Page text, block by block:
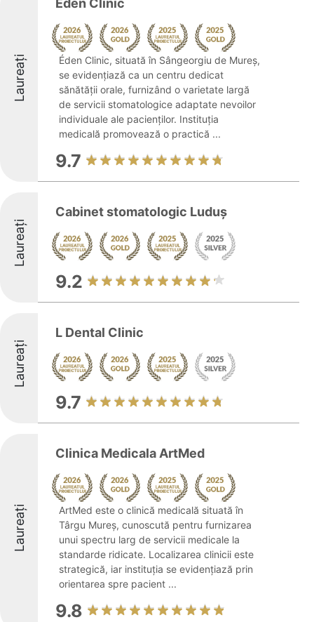
Laureați
Éden Clinic
Éden Clinic, situată în Sângeorgiu de Mureș,
se evidențiază ca un centru dedicat
sănătății orale, furnizând o varietate largă
de servicii stomatologice adaptate nevoilor
individuale ale pacienților. Instituția
medicală promovează o practică ...
9.7
Laureați
Cabinet stomatologic Luduș
9.2
Laureați
L Dental Clinic
9.7
Laureați
Clinica Medicala ArtMed
ArtMed este o clinică medicală situată în
Târgu Mureș, cunoscută pentru furnizarea
unui spectru larg de servicii medicale la
standarde ridicate. Localizarea clinicii este
strategică, iar instituția se evidențiază prin
orientarea spre pacient ...
9.8